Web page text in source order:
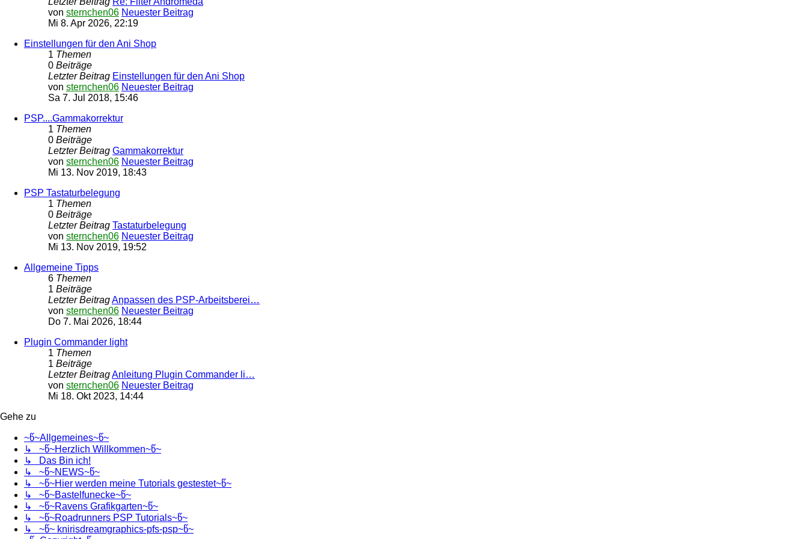
von sternchen06 Neuester Beitrag
Mi 8. Apr 2026, 22:19
Einstellungen für den Ani Shop
1 Themen
0 Beiträge
Letzter Beitrag Einstellungen für den Ani Shop
von sternchen06 Neuester Beitrag
Sa 7. Jul 2018, 15:46
PSP....Gammakorrektur
1 Themen
0 Beiträge
Letzter Beitrag Gammakorrektur
von sternchen06 Neuester Beitrag
Mi 13. Nov 2019, 18:43
PSP Tastaturbelegung
1 Themen
0 Beiträge
Letzter Beitrag Tastaturbelegung
von sternchen06 Neuester Beitrag
Mi 13. Nov 2019, 19:52
Allgemeine Tipps
6 Themen
1 Beiträge
Letzter BeitragAnpassen des PSP-Arbeitsberei…
von sternchen06 Neuester Beitrag
Do 7. Mai 2026, 18:44
Plugin Commander light
1 Themen
1 Beiträge
Letzter BeitragAnleitung Plugin Commander li…
von sternchen06 Neuester Beitrag
Mi 18. Okt 2023, 14:44
Gehe zu
~წ~Allgemeines~წ~
↳ ~წ~Herzlich Willkommen~წ~
↳ Das Bin ich!
↳ ~წ~NEWS~წ~
↳ ~წ~Hier werden meine Tutorials gestestet~წ~
↳ ~წ~Bastelfunecke~წ~
↳ ~წ~Ravens Grafikgarten~წ~
↳ ~წ~Roadrunners PSP Tutorials~წ~
↳ ~წ~ knirisdreamgraphics-pfs-psp~წ~